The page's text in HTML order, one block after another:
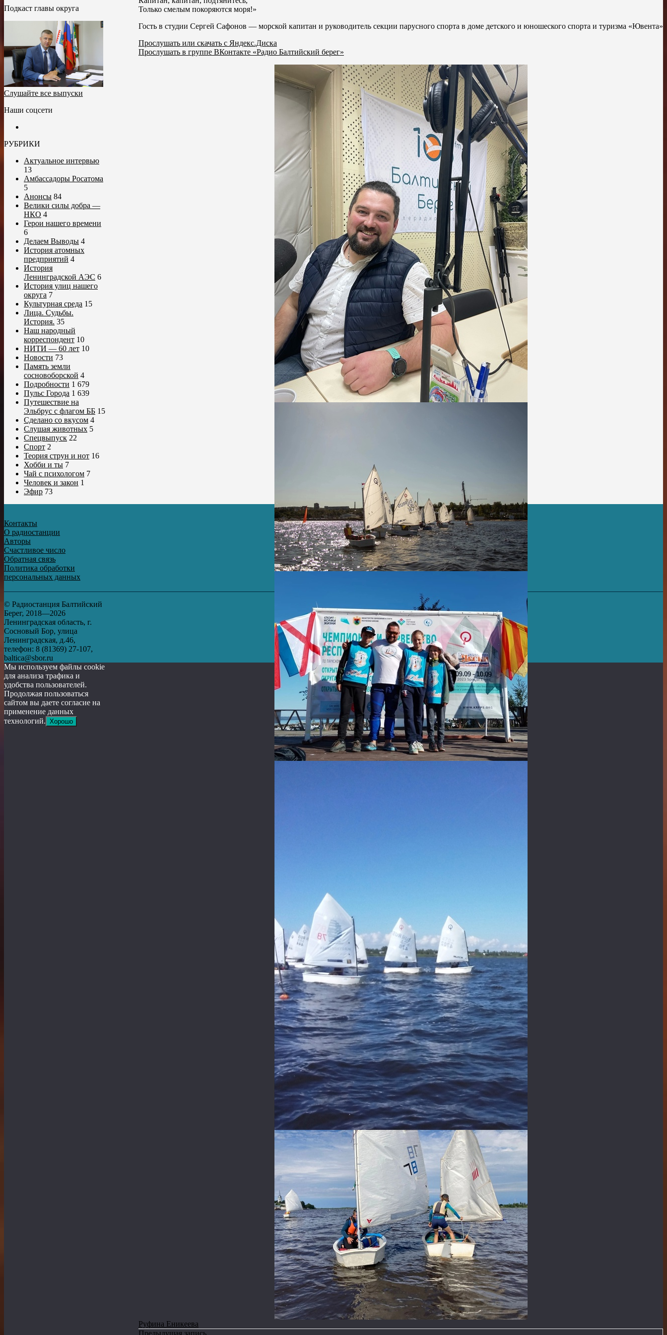
Только смелым покоряются моря!»
Гость в студии Сергей Сафонов — морской капитан и руководитель секции парусного спорта в доме детского и юношеского спорта и туризма «Ювента»
Прослушать или скачать с Яндекс.Диска
Прослушать в группе ВКонтакте «Радио Балтийский берег»
Руфина Еникеева
Предыдущая запись
Подкаст главы округа
Слушайте все выпуски
Наши соцсети
РУБРИКИ
Актуальное интервью
13
Амбассадоры Росатома
5
Анонсы 84
Велики силы добра —
НКО 4
Герои нашего времени
6
Делаем Выводы 4
История атомных
предприятий 4
История
Ленинградской АЭС 6
История улиц нашего
округа 7
Культурная среда 15
Лица. Судьбы.
История. 35
Наш народный
корреспондент 10
НИТИ — 60 лет 10
Новости 73
Память земли
сосновоборской 4
Подробности 1 679
Пульс Города 1 639
Путешествие на
Эльбрус с флагом ББ 15
Сделано со вкусом 4
Слушая животных 5
Спецвыпуск 22
Спорт 2
Теория струн и нот 16
Хобби и ты 7
Чай с психологом 7
Человек и закон 1
Эфир 73
Контакты
О радиостанции
Авторы
Счастливое число
Обратная связь
Политика обработки
персональных данных
© Радиостанция Балтийский
Берег, 2018—2026
Ленинградская область, г.
Сосновый Бор, улица
Ленинградская, д.46,
телефон: 8 (81369) 27-107,
baltica@sbor.ru
Мы используем файлы cookie
для анализа трафика и
удобства пользователей.
Продолжая пользоваться
сайтом вы даете согласие на
применение данных
технологий. Хорошо